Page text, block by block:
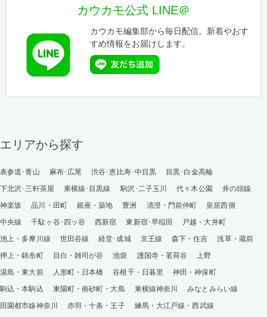
カウカモ公式 LINE＠
カウカモ編集部から毎日配信。新着やおす
すめ情報をお届けします。
エリアから探す
表参道･青山 麻布･広尾 渋谷･恵比寿･中目黒
目黒･白金高輪
下北沢･三軒茶屋
東横線･目黒線 駒沢･二子玉川 代々木公園
井の頭線
神楽坂
品川・田町 銀座・築地 豊洲 清澄・門前仲町
皇居西側
中央線
千駄ヶ谷･四ッ谷 西新宿 東新宿･早稲田
戸越・大井町
池上・多摩川線
世田谷線 経堂･成城 京王線 森下・住吉
浅草・蔵前
押上・錦糸町
目白・雑司が谷 池袋 護国寺・茗荷谷
上野
湯島・東大前
人形町・日本橋 谷根千・日暮里
神田・神保町
駒込・本駒込
東陽町・南砂町・大島 東横線神奈川
みなとみらい線
田園都市線神奈川
赤羽・十条・王子
練馬・大江戸線・西武線